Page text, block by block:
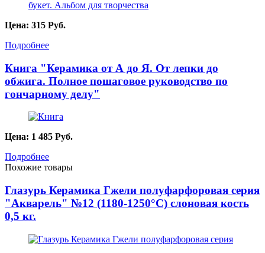
Цена: 315 Руб.
Подробнее
Книга "Керамика от А до Я. От лепки до
обжига. Полное пошаговое руководство по
гончарному делу"
Цена: 1 485 Руб.
Подробнее
Похожие товары
Глазурь Керамика Гжели полуфарфоровая серия
"Акварель" №12 (1180-1250°С) слоновая кость
0,5 кг.